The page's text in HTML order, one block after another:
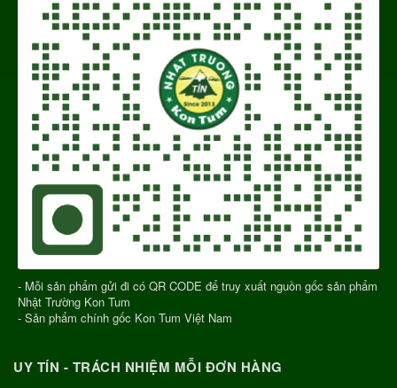
- Mỗi sản phẩm gửi đi có QR CODE để truy xuất nguồn gốc sản phẩm
Nhật Trường Kon Tum
- Sản phẩm chính gốc Kon Tum Việt Nam
UY TÍN - TRÁCH NHIỆM MỖI ĐƠN HÀNG